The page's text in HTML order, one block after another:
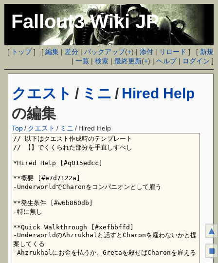
Fallout3 Wiki JP
[ トップ] [編集 | 差分 |バックアップ(+) |添付 | リロード ] [ 新規
|一覧 |検索 |最終更新(+) |ヘルプ| ログイン ]
クエスト / ミニ / Hired Help
の編集
Top / クエスト / ミニ / Hired Help
▲
■